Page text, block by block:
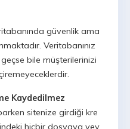
güvenlik ama
Veritabanınız
geçse bile müşterilerinizi
Kaydedilmez
sitenize girdiği kre
hiçbir dosyaya vey